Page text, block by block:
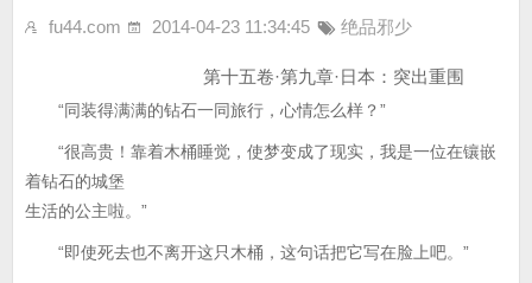
fu44.com 2014-04-23 11:34:45 绝品邪少
第十五卷·第九章·日本：突出重围
“同装得满满的钻石一同旅行，心情怎么样？”
“很高贵！靠着木桶睡觉，使梦变成了现实，我是一位在镶嵌
着钻石的城堡
生活的公主啦。”
“即使死去也不离开这只木桶，这句话把它写在脸上吧。”